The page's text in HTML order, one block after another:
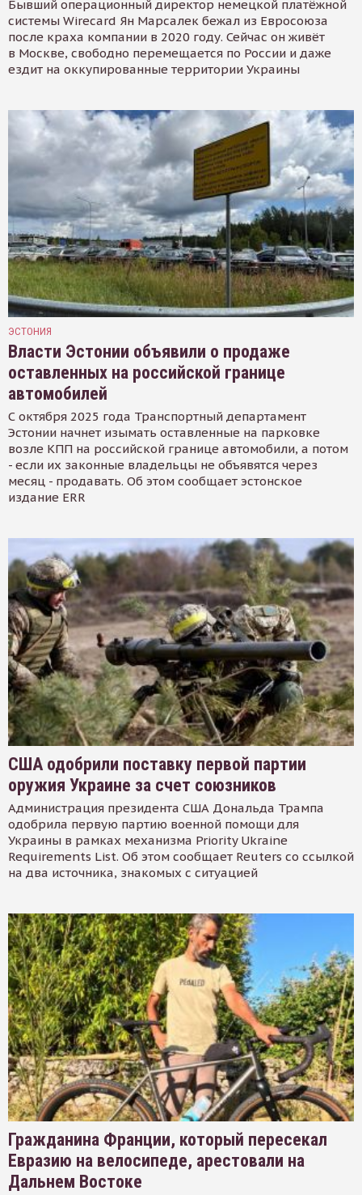
Бывший операционный директор немецкой платёжной
системы Wirecard Ян Марсалек бежал из Евросоюза
после краха компании в 2020 году. Сейчас он живёт
в Москве, свободно перемещается по России и даже
ездит на оккупированные территории Украины
ЭСТОНИЯ
Власти Эстонии объявили о продаже
оставленных на российской границе
автомобилей
С октября 2025 года Транспортный департамент
Эстонии начнет изымать оставленные на парковке
возле КПП на российской границе автомобили, а потом
- если их законные владельцы не объявятся через
месяц - продавать. Об этом сообщает эстонское
издание ERR
США одобрили поставку первой партии
оружия Украине за счет союзников
Администрация президента США Дональда Трампа
одобрила первую партию военной помощи для
Украины в рамках механизма Priority Ukraine
Requirements List. Об этом сообщает Reuters со ссылкой
на два источника, знакомых с ситуацией
Гражданина Франции, который пересекал
Евразию на велосипеде, арестовали на
Дальнем Востоке